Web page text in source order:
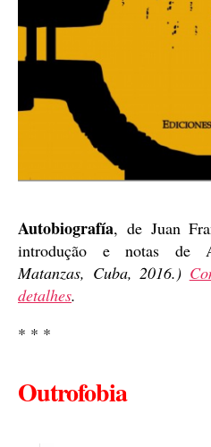
Autobiografía, de Juan
introdução e notas de
Matanzas, Cuba, 2016.)
detalhes.
* * *
Outrofobia